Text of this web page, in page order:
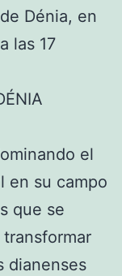
Dénia, en
las 17
el
en su campo
que se
dianenses